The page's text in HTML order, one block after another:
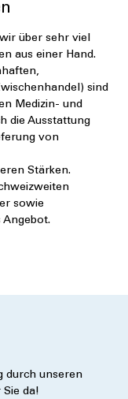
über sehr viel
aus einer Hand.
sind
Medizin- und
die Ausstattung
von
Stärken.
sowie
Angebot.
durch unseren
Sie da!